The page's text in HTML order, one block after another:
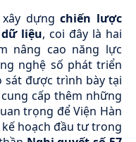
xây dựngchiến lược
liệu, coi đây là hai
nâng cao năng lực
nghệ số phát triển
sát được trình bày tại
cấp thêm những
trọng để Viện Hàn
hoạch đầu tư trong